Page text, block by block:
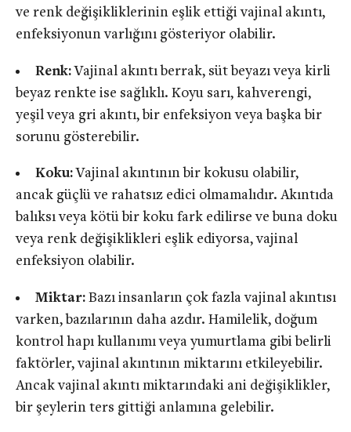
ve renk değişikliklerinin eşlik ettiği vajinal akıntı,
enfeksiyonun varlığını gösteriyor olabilir.
Renk:Vajinal akıntı berrak, süt beyazı veya kirli
beyaz renkte ise sağlıklı. Koyu sarı, kahverengi,
yeşil veya gri akıntı, bir enfeksiyon veya başka bir
sorunu gösterebilir.
Koku:Vajinal akıntının bir kokusu olabilir,
ancak güçlü ve rahatsız edici olmamalıdır. Akıntıda
balıksı veya kötü bir koku fark edilirse ve buna doku
veya renk değişiklikleri eşlik ediyorsa, vajinal
enfeksiyon olabilir.
Miktar:Bazı insanların çok fazla vajinal akıntısı
varken, bazılarının daha azdır. Hamilelik, doğum
kontrol hapı kullanımı veya yumurtlama gibi belirli
faktörler, vajinal akıntının miktarını etkileyebilir.
Ancak vajinal akıntı miktarındaki ani değişiklikler,
bir şeylerin ters gittiği anlamına gelebilir.